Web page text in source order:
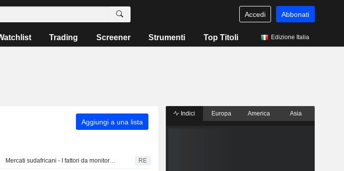
Accedi Abbonati
Trading Screener Strumenti Top Titoli Edizione Italia
Aggiungi a una lista
Mercati sudafricani - I fattori da monitorare il 5 agosto RE
Indici Europa America Asia